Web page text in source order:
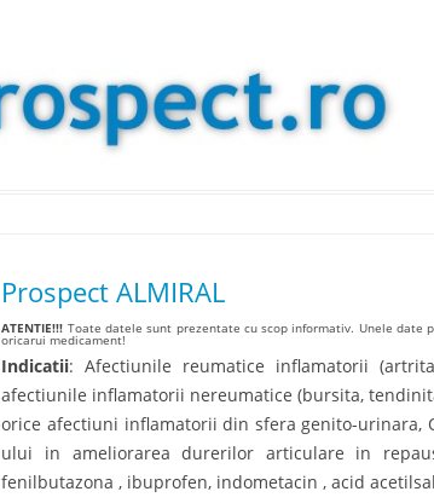
Prospect ALMIRAL
ATENTIE!!! Toate datele sunt prezentate cu scop informativ. Unele
oricarui medicament!
Indicatii: Afectiunile reumatice inflamatorii
afectiunile inflamatorii nereumatice (bursita,
orice afectiuni inflamatorii din sfera genito-urinara,
ului in ameliorarea durerilor articulare in
fenilbutazona , ibuprofen, indometacin , acid